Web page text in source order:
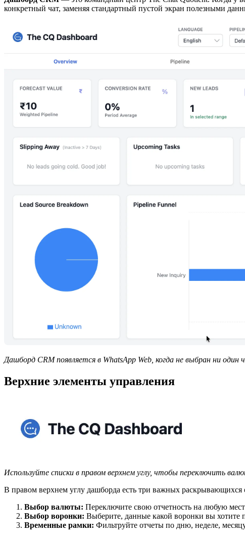
конкретный чат, заменяя стандартный пустой экран полезными
Дашборд CRM появляется в WhatsApp Web, когда не выбран ни один
Верхние элементы управления
Используйте списки в правом верхнем углу, чтобы переключить
В правом верхнем углу дашборда есть три важных
Выбор валюты: Переключите свою отчетность на любую
Выбор воронки: Выберите, данные какой воронки вы
Временные рамки: Фильтруйте отчеты по дню, неделе,